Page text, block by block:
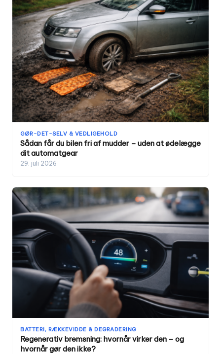
GØR-DET-SELV & VEDLIGEHOLD
Sådan får du bilen fri af mudder – uden at ødelægge
dit automatgear
29. juli 2026
BATTERI, RÆKKEVIDDE & DEGRADERING
Regenerativ bremsning: hvornår virker den – og
hvornår gør den ikke?